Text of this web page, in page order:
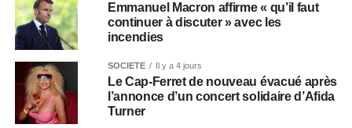
Emmanuel Macron affirme « qu’il faut
continuer à discuter » avec les
incendies
SOCIÉTÉ Il y a 4 jours
Le Cap-Ferret de nouveau évacué après
l’annonce d’un concert solidaire d’Afida
Turner